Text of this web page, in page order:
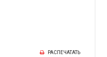
РАСПЕЧАТАТЬ